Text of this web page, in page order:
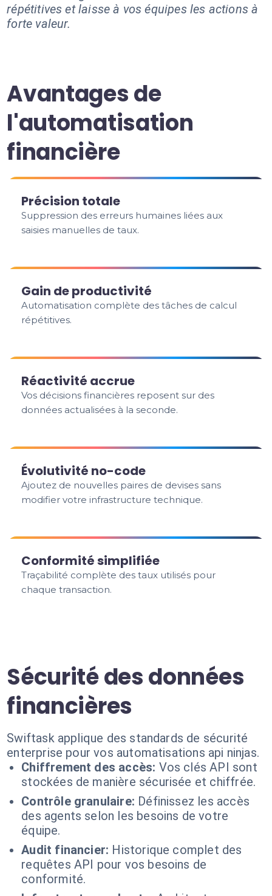
répétitives et laisse à vos équipes les actions à
forte valeur.
Avantages de
l'automatisation
financière
Précision totale
Suppression des erreurs humaines liées aux
saisies manuelles de taux.
Gain de productivité
Automatisation complète des tâches de calcul
répétitives.
Réactivité accrue
Vos décisions financières reposent sur des
données actualisées à la seconde.
Évolutivité no-code
Ajoutez de nouvelles paires de devises sans
modifier votre infrastructure technique.
Conformité simplifiée
Traçabilité complète des taux utilisés pour
chaque transaction.
Sécurité des données
financières
Swiftask applique des standards de sécurité
enterprise pour vos automatisations api ninjas.
Chiffrement des accès: Vos clés API sont
stockées de manière sécurisée et chiffrée.
Contrôle granulaire: Définissez les accès
des agents selon les besoins de votre
équipe.
Audit financier: Historique complet des
requêtes API pour vos besoins de
conformité.